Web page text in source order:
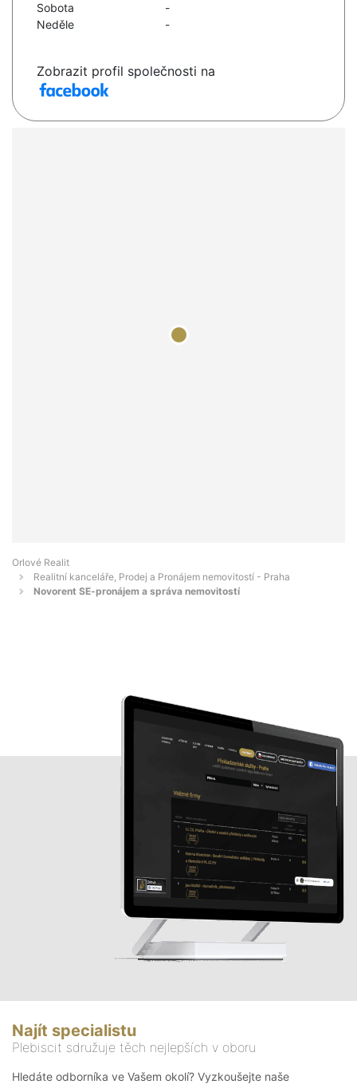
Sobota
-
Neděle
-
Zobrazit profil společnosti na
Orlové Realit
Realitní kanceláře, Prodej a Pronájem nemovitostí - Praha
Novorent SE-pronájem a správa nemovitostí
Najít specialistu
Plebiscit sdružuje těch nejlepších v oboru
Hledáte odborníka ve Vašem okolí? Vyzkoušejte naše